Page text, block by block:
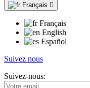
Français 
Français
English
Español
Suivez nous
Suivez-nous: